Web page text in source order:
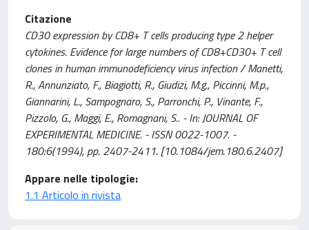
Citazione
CD30 expression by CD8+ T cells producing type 2 helper
cytokines. Evidence for large numbers of CD8+CD30+ T cell
clones in human immunodeficiency virus infection / Manetti,
R., Annunziato, F., Biagiotti, R., Giudizi, M.g., Piccinni, M.p.,
Giannarini, L., Sampognaro, S., Parronchi, P., Vinante, F.,
Pizzolo, G., Maggi, E., Romagnani, S.. - In: JOURNAL OF
EXPERIMENTAL MEDICINE. - ISSN 0022-1007. -
180:6(1994), pp. 2407-2411. [10.1084/jem.180.6.2407]
Appare nelle tipologie:
1.1 Articolo in rivista